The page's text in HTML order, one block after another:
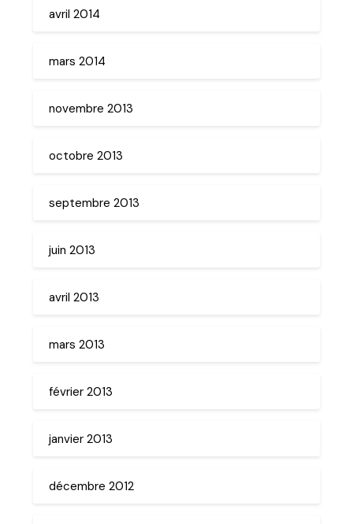
avril 2014
mars 2014
novembre 2013
octobre 2013
septembre 2013
juin 2013
avril 2013
mars 2013
février 2013
janvier 2013
décembre 2012